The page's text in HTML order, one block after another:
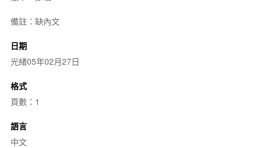
備註：缺內文
日期
光緒05年02月27日
格式
頁數：1
語言
中文